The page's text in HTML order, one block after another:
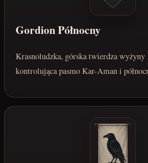
Gordion Północny
Krasnoludzka, górska twierdza wyżyny
kontrolująca pasmo Kar-Aman i